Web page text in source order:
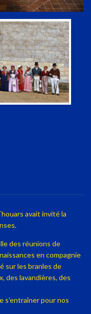
avait invité la
des réunions de
en compagnie
sur les branles de
des lavandières, des
s’entraîner pour nos